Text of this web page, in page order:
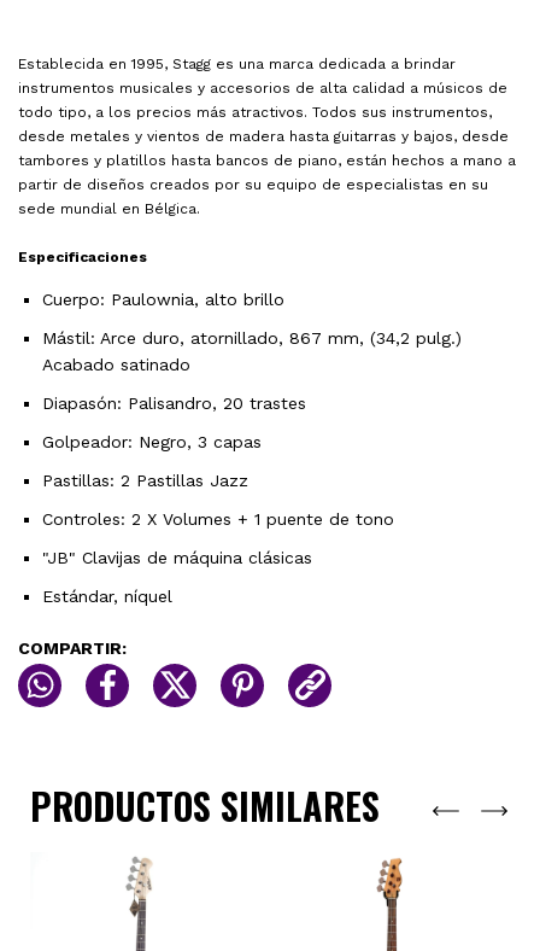
Establecida en 1995, Stagg es una marca dedicada a brindar
instrumentos musicales y accesorios de alta calidad a músicos de
todo tipo, a los precios más atractivos. Todos sus instrumentos,
desde metales y vientos de madera hasta guitarras y bajos, desde
tambores y platillos hasta bancos de piano, están hechos a mano a
partir de diseños creados por su equipo de especialistas en su
sede mundial en Bélgica.
Especificaciones
Cuerpo: Paulownia, alto brillo
Mástil: Arce duro, atornillado, 867 mm, (34,2 pulg.)
Acabado satinado
Diapasón: Palisandro, 20 trastes
Golpeador: Negro, 3 capas
Pastillas: 2 Pastillas Jazz
Controles: 2 X Volumes + 1 puente de tono
"JB" Clavijas de máquina clásicas
Estándar, níquel
COMPARTIR:
PRODUCTOS SIMILARES